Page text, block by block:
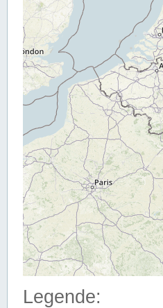
Legende: